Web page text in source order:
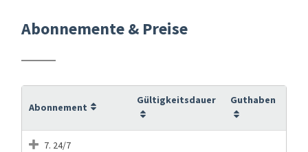
Abonnemente & Preise
Abonnement
Gültigkeitsdauer Guthaben
7. 24/7